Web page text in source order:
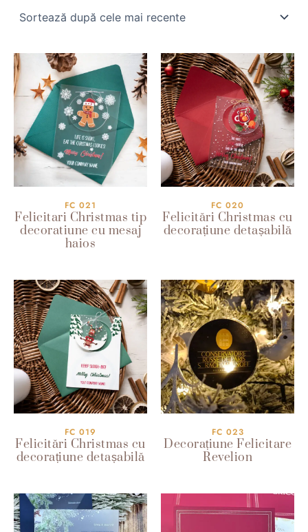
recente
FC 021
Felicitari Christmas tip
decoratiune cu mesaj
haios
FC 020
Felicitări Christmas cu
decorațiune detașabilă
FC 019
Felicitări Christmas cu
decorațiune detașabilă
FC 023
Decorațiune Felicitare
Revelion